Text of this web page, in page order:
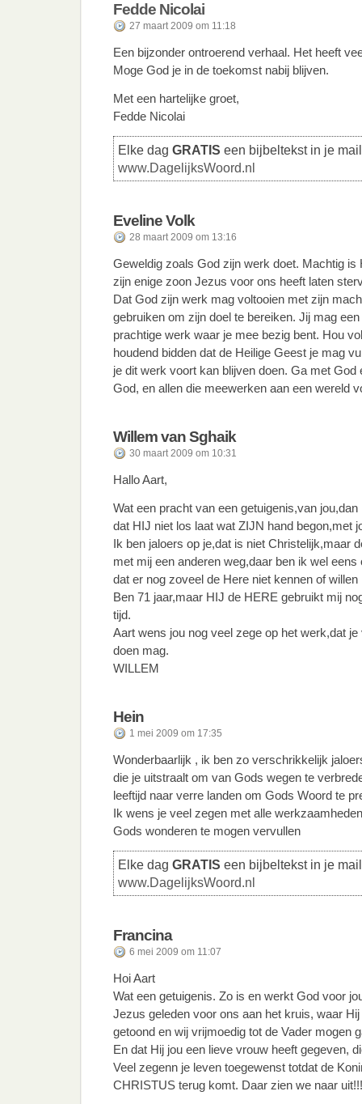
Fedde Nicolai
27 maart 2009 om 11:18
Een bijzonder ontroerend verhaal. Het heeft
Moge God je in de toekomst nabij blijven.
Met een hartelijke groet,
Fedde Nicolai
Elke dag GRATIS een bijbeltekst in je
www.DagelijksWoord.nl
Eveline Volk
28 maart 2009 om 13:16
Geweldig zoals God zijn werk doet. Machtig is
zijn enige zoon Jezus voor ons heeft laten
Dat God zijn werk mag voltooien met zijn
gebruiken om zijn doel te bereiken. Jij mag
prachtige werk waar je mee bezig bent. Hou
houdend bidden dat de Heilige Geest je mag
je dit werk voort kan blijven doen. Ga met
God, en allen die meewerken aan een wereld
Willem van Sghaik
30 maart 2009 om 10:31
Hallo Aart,
Wat een pracht van een getuigenis,van
dat HIJ niet los laat wat ZIJN hand begon,met
Ik ben jaloers op je,dat is niet Christelijk,maar
met mij een anderen weg,daar ben ik wel
dat er nog zoveel de Here niet kennen of willen
Ben 71 jaar,maar HIJ de HERE gebruikt mij
tijd.
Aart wens jou nog veel zege op het werk,dat
doen mag.
WILLEM
Hein
1 mei 2009 om 17:35
Wonderbaarlijk , ik ben zo verschrikkelijk
die je uitstraalt om van Gods wegen te
leeftijd naar verre landen om Gods Woord te
Ik wens je veel zegen met alle
Gods wonderen te mogen vervullen
Elke dag GRATIS een bijbeltekst in je
www.DagelijksWoord.nl
Francina
6 mei 2009 om 11:07
Hoi Aart
Wat een getuigenis. Zo is en werkt God voor
Jezus geleden voor ons aan het kruis, waar
getoond en wij vrijmoedig tot de Vader mogen
En dat Hij jou een lieve vrouw heeft gegeven,
Veel zegenn je leven toegewenst totdat de
CHRISTUS terug komt. Daar zien we naar